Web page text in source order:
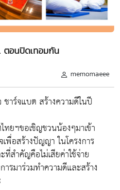
ตอนปิดเทอมกัน
memomaeee
าร์จแบต​ สร้างความดีในปี
ยฯขอเชิญชวนน้องๆมาเข้า
พื่อสร้างปัญญา ในโครงการ
ที่สำคัญคือ​ไม่เสียค่าใช้จ่าย
ารมาร่วมทำความดีและสร้าง